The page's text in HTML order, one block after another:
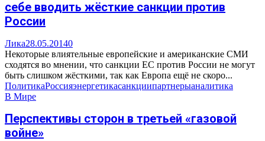
себе вводить жёсткие санкции против
России
Лика28.05.20140
Некоторые влиятельные европейские и американские СМИ
сходятся во мнении, что санкции ЕС против России не могут
быть слишком жёсткими, так как Европа ещё не скоро...
ПолитикаРоссияэнергетикасанкциипартнерыаналитика
В Мире
Перспективы сторон в третьей «газовой
войне»